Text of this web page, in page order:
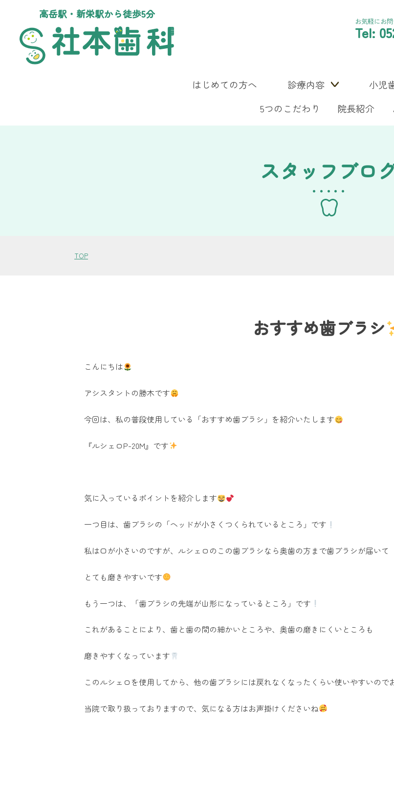
高岳駅・新栄駅から徒歩5分
お気軽にお
Tel:
はじめての方へ 診療内容 小児
5つのこだわり
院長紹介
スタッフブロ
TOP
おすすめ歯ブラシ
こんにちは
アシスタントの勝木です
今回は、私の普段使用している「おすすめ歯ブラシ」を紹介いたします
『ルシェロP-20M』です
気に入っているポイントを紹介します
一つ目は、歯ブラシの「ヘッドが小さくつくられているところ」です
私は口が小さいのですが、ルシェロのこの歯ブラシなら奥歯の方まで歯ブラシが届いて
とても磨きやすいです
もう一つは、「歯ブラシの先端が山形になっているところ」です
これがあることにより、歯と歯の間の細かいところや、奥歯の磨きにくいところも
磨きやすくなっています
このルシェロを使用してから、他の歯ブラシには戻れなくなったくらい使いやすいので
当院で取り扱っておりますので、気になる方はお声掛けくださいね